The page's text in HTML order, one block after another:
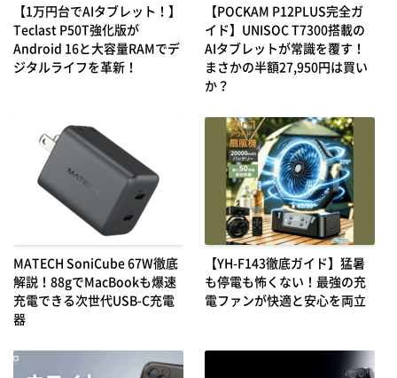
【1万円台でAIタブレット！】
Teclast P50T強化版が
Android 16と大容量RAMでデ
ジタルライフを革新！
【POCKAM P12PLUS完全ガ
イド】UNISOC T7300搭載の
AIタブレットが常識を覆す！
まさかの半額27,950円は買い
か？
MATECH SoniCube 67W徹底
解説！88gでMacBookも爆速
充電できる次世代USB-C充電
器
【YH-F143徹底ガイド】猛暑
も停電も怖くない！最強の充
電ファンが快適と安心を両立